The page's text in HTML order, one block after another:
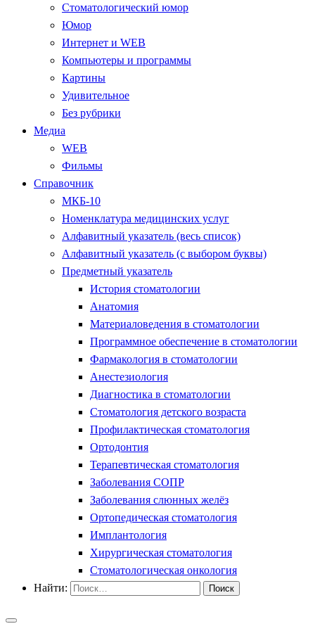
Стоматологический юмор
Юмор
Интернет и WEB
Компьютеры и программы
Картины
Удивительное
Без рубрики
Медиа
WEB
Фильмы
Справочник
МКБ-10
Номенклатура медицинских услуг
Алфавитный указатель (весь список)
Алфавитный указатель (с выбором буквы)
Предметный указатель
История стоматологии
Анатомия
Материаловедения в стоматологии
Программное обеспечение в стоматологии
Фармакология в стоматологии
Анестезиология
Диагностика в стоматологии
Стоматология детского возраста
Профилактическая стоматология
Ортодонтия
Терапевтическая стоматология
Заболевания СОПР
Заболевания слюнных желёз
Ортопедическая стоматология
Имплантология
Хирургическая стоматология
Стоматологическая онкология
Найти: